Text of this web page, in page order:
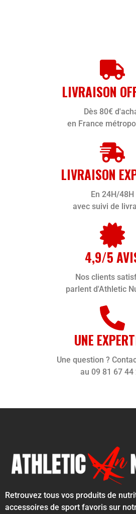
LIVRAISON
Dès 80€
en France
LIVRAISON
En 24H/48H
avec suivi de
4,9/5
Nos clients
parlent d'Athletic
UNE
Une question ?
au 09 81 67 44
Retrouvez tous vos produits de
accessoires de sport favoris sur